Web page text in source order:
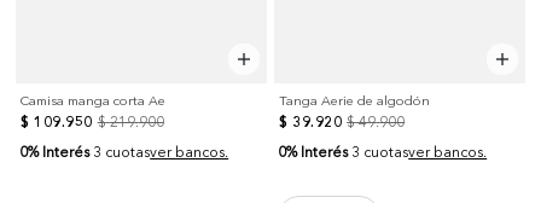
Camisa manga corta Ae
$ 109.950 $ 219.900
0% Interés 3 cuotasver bancos.
Tanga Aerie de algodón
$ 39. 920 $ 49.900
0% Interés 3 cuotasver bancos.